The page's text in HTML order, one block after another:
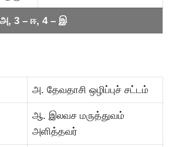
3 – ஈ, 4 – இ
அ. தேவதாசி ஒழிப்புச் சட்டம்
ஆ. இலவச மருத்துவம்
அளித்தவர்